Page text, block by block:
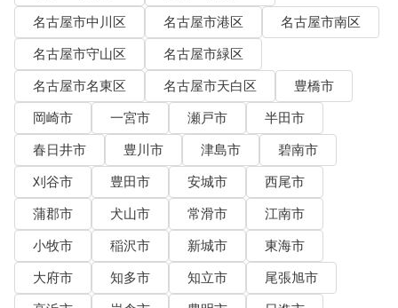
名古屋市中川区
名古屋市港区
名古屋市南区
名古屋市守山区
名古屋市緑区
名古屋市名東区
名古屋市天白区
豊橋市
岡崎市
一宮市 瀬戸市
半田市
春日井市
豊川市 津島市
碧南市
刈谷市
豊田市 安城市
西尾市
蒲郡市
犬山市 常滑市
江南市
小牧市
稲沢市 新城市
東海市
大府市
知多市 知立市
尾張旭市